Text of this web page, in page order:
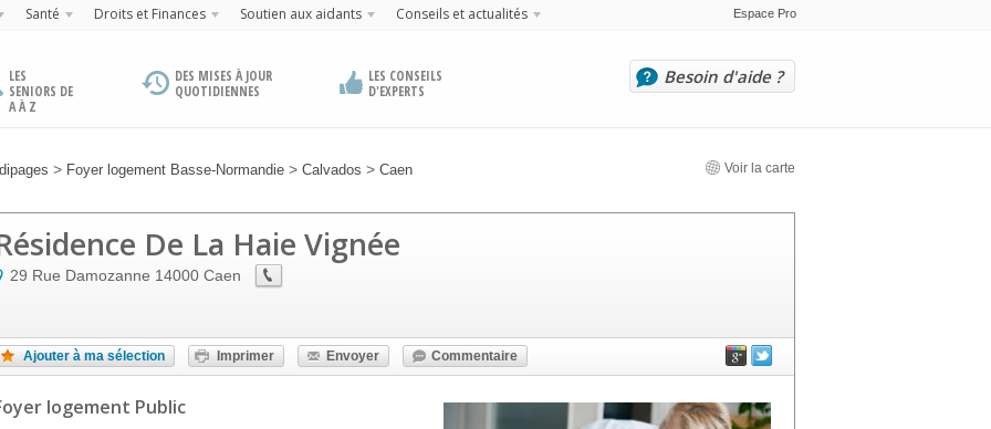
Santé Droits et Finances Soutien aux aidants Conseils et actualités Espace Pro
LES
SENIORS DE
A À Z
DES MISES À JOUR
QUOTIDIENNES
LES CONSEILS
D'EXPERTS
Besoin d'aide ?
> Foyer logement Basse-Normandie > Calvados > Caen Voir la carte
De La Haie Vignée
29 Rue Damozanne 14000 Caen
Ajouter à ma sélection Imprimer Envoyer Commentaire
logement Public